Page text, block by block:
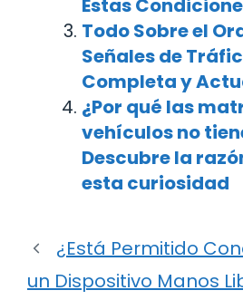
Estas
Todo Sobre el
Señales de
Completa y
¿Por qué las
vehículos no
Descubre la
esta curiosidad
¿Está Permitido
un Dispositivo Manos